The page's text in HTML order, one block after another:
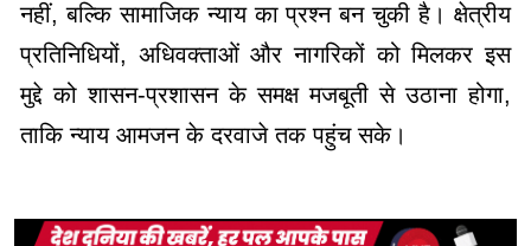
नहीं, बल्कि सामाजिक न्याय का प्रश्न बन चुकी है। क्षेत्रीय
प्रतिनिधियों, अधिवक्ताओं और नागरिकों को मिलकर इस
मुद्दे को शासन-प्रशासन के समक्ष मजबूती से उठाना होगा,
ताकि न्याय आमजन के दरवाजे तक पहुंच सके।